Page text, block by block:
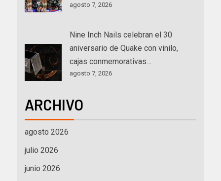
agosto 7, 2026
Nine Inch Nails celebran el 30
aniversario de Quake con vinilo,
cajas conmemorativas…
agosto 7, 2026
ARCHIVO
agosto 2026
julio 2026
junio 2026